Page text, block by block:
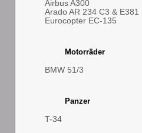
Airbus A300
Arado AR 234 C3 & E381
Eurocopter EC-135
Motorräder
BMW 51/3
Panzer
T-34